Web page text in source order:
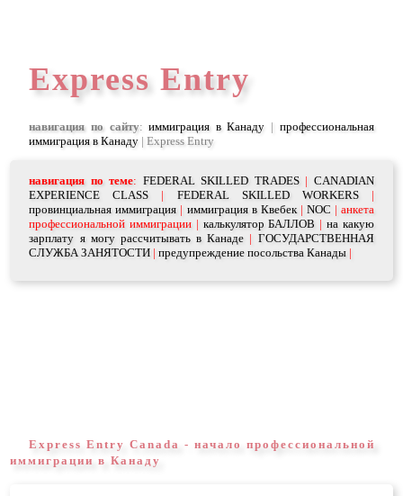
Express Entry
навигация по сайту:иммиграция в Канаду | профессиональная
иммиграция в Канаду | Express Entry
навигация по теме: FEDERAL SKILLED TRADES| CANADIAN
EXPERIENCE CLASS | FEDERAL SKILLED WORKERS|
провинциальная иммиграция | иммиграция в Квебек| NOC | анкета
профессиональной иммиграции | калькулятор БАЛЛОВ | на какую
зарплату я могу рассчитывать в Канаде | ГОСУДАРСТВЕННАЯ
СЛУЖБА ЗАНЯТОСТИ |предупреждение посольства Канады |
Express Entry Canada - начало профессиональной
иммиграции в Канаду